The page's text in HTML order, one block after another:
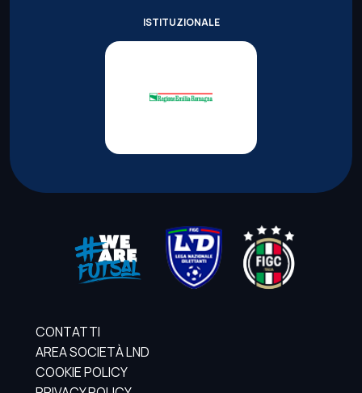
ISTITUZIONALE
CONTATTI
AREA SOCIETÀ LND
COOKIE POLICY